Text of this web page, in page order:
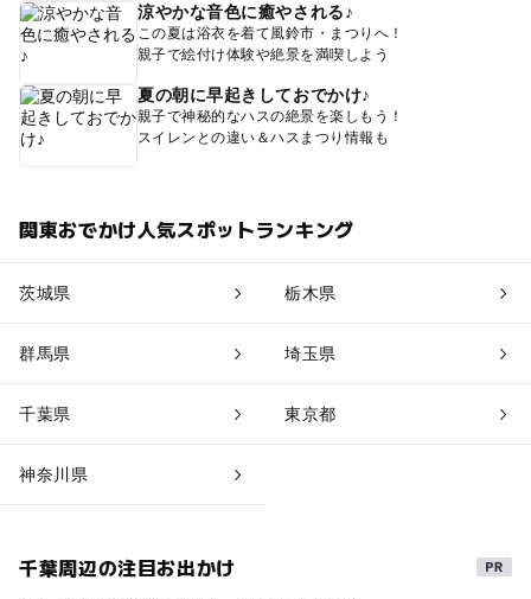
涼やかな音色に癒やされる♪
この夏は浴衣を着て風鈴市・まつりへ！
親子で絵付け体験や絶景を満喫しよう
夏の朝に早起きしておでかけ♪
親子で神秘的なハスの絶景を楽しもう！
スイレンとの違い＆ハスまつり情報も
関東おでかけ人気スポットランキング
茨城県 栃木県
群馬県 埼玉県
千葉県 東京都
神奈川県
千葉周辺の注目お出かけ